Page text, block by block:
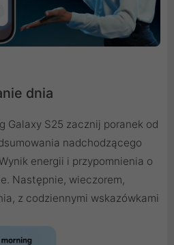
dnia
Galaxy S25 zacznij poranek od
nadchodzącego
energii i przypomnienia o
Następnie, wieczorem,
z codziennymi wskazówkami